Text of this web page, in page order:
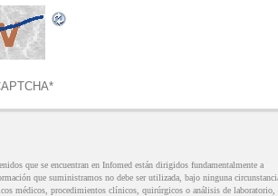
*
que se encuentran en Infomed están dirigidos fundamentalmente a
que suministramos no debe ser utilizada, bajo ninguna
médicos, procedimientos clínicos, quirúrgicos o análisis de laboratorio,